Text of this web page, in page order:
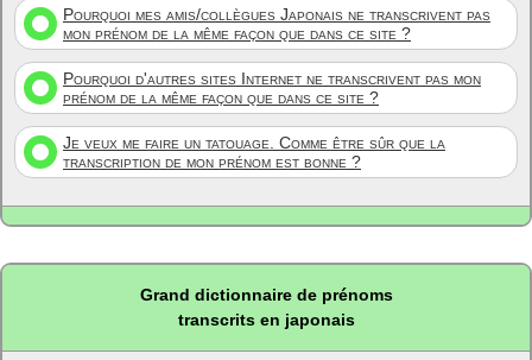
Pourquoi mes amis/collègues Japonais ne transcrivent pas
mon prénom de la même façon que dans ce site ?
Pourquoi d'autres sites Internet ne transcrivent pas mon
prénom de la même façon que dans ce site ?
Je veux me faire un tatouage. Comme être sûr que la
transcription de mon prénom est bonne ?
Grand dictionnaire de prénoms
transcrits en japonais